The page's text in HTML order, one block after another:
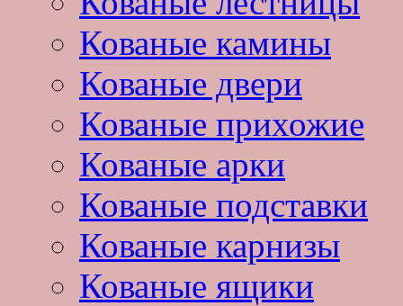
Кованые камины
Кованые двери
Кованые прихожие
Кованые арки
Кованые подставки
Кованые карнизы
Кованые ящики